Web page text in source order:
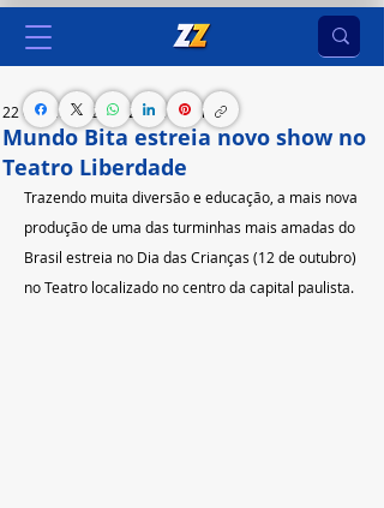
Mundo Bita estreia novo show no
Teatro Liberdade
22 de set. de 2023 2 min de leitura
Trazendo muita diversão e educação, a mais nova
produção de uma das turminhas mais amadas do
Brasil estreia no Dia das Crianças (12 de outubro)
no Teatro localizado no centro da capital paulista.